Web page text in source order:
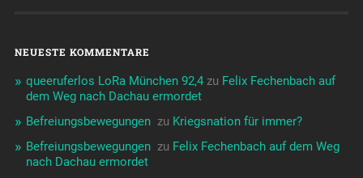
NEUESTE KOMMENTARE
queeruferlos LoRa München 92,4zu Felix Fechenbach auf
dem Weg nach Dachau ermordet
Befreiungsbewegungen ️‍ zu Kriegsnation für immer?
Befreiungsbewegungen ️‍ zu Felix Fechenbach auf dem Weg
nach Dachau ermordet